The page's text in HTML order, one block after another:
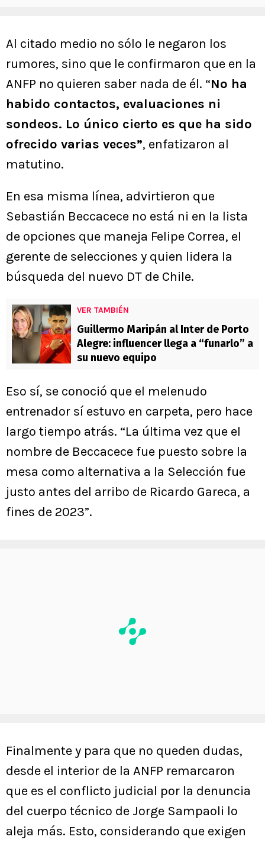
Al citado medio no sólo le negaron los
rumores, sino que le confirmaron que en la
ANFP no quieren saber nada de él. “No ha
habido contactos, evaluaciones ni
sondeos. Lo único cierto es que ha sido
ofrecido varias veces”, enfatizaron al
matutino.
En esa misma línea, advirtieron que
Sebastián Beccacece no está ni en la lista
de opciones que maneja Felipe Correa, el
gerente de selecciones y quien lidera la
búsqueda del nuevo DT de Chile.
VER TAMBIÉN
Guillermo Maripán al Inter de Porto
Alegre: influencer llega a “funarlo” a
su nuevo equipo
Eso sí, se conoció que el melenudo
entrenador sí estuvo en carpeta, pero hace
largo tiempo atrás. “La última vez que el
nombre de Beccacece fue puesto sobre la
mesa como alternativa a la Selección fue
justo antes del arribo de Ricardo Gareca, a
fines de 2023”.
Finalmente y para que no queden dudas,
desde el interior de la ANFP remarcaron
que es el conflicto judicial por la denuncia
del cuerpo técnico de Jorge Sampaoli lo
aleja más. Esto, considerando que exigen